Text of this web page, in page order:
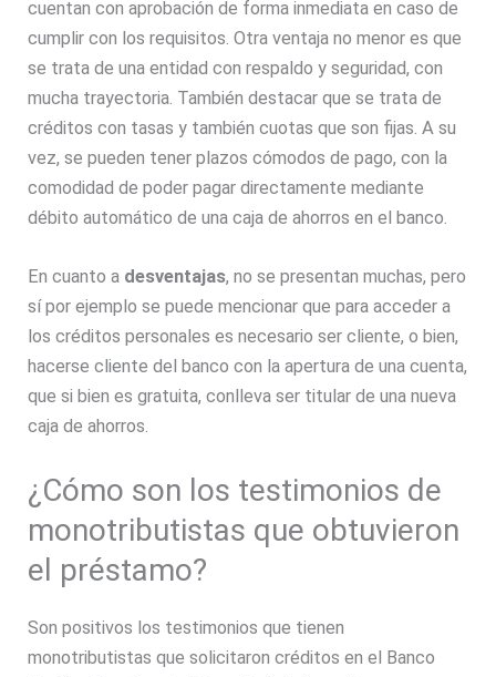
cuentan con aprobación de forma inmediata en caso de
cumplir con los requisitos. Otra ventaja no menor es que
se trata de una entidad con respaldo y seguridad, con
mucha trayectoria. También destacar que se trata de
créditos con tasas y también cuotas que son fijas. A su
vez, se pueden tener plazos cómodos de pago, con la
comodidad de poder pagar directamente mediante
débito automático de una caja de ahorros en el banco.
En cuanto a desventajas, no se presentan muchas, pero
sí por ejemplo se puede mencionar que para acceder a
los créditos personales es necesario ser cliente, o bien,
hacerse cliente del banco con la apertura de una cuenta,
que si bien es gratuita, conlleva ser titular de una nueva
caja de ahorros.
¿Cómo son los testimonios de
monotributistas que obtuvieron
el préstamo?
Son positivos los testimonios que tienen
monotributistas que solicitaron créditos en el Banco